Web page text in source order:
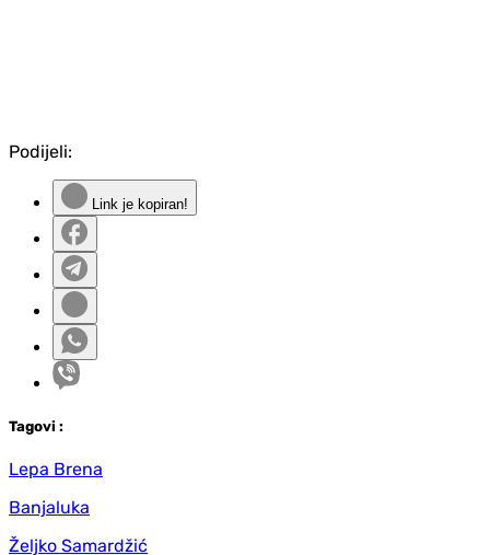
Podijeli:
Link je kopiran!
Tagovi :
Lepa Brena
Banjaluka
Željko Samardžić